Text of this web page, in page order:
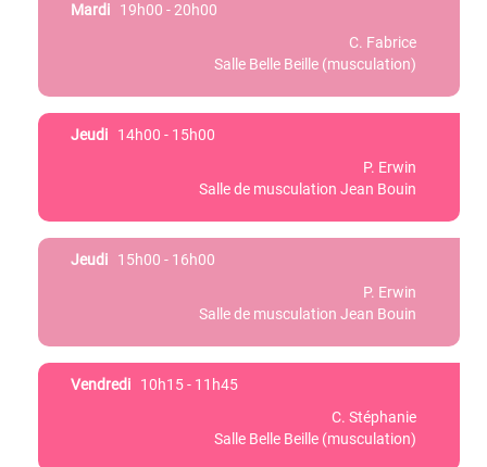
Mardi 19h00 - 20h00
C. Fabrice
Salle Belle Beille (musculation)
Jeudi 14h00 - 15h00
P. Erwin
Salle de musculation Jean Bouin
Jeudi 15h00 - 16h00
P. Erwin
Salle de musculation Jean Bouin
Vendredi 10h15 - 11h45
C. Stéphanie
Salle Belle Beille (musculation)